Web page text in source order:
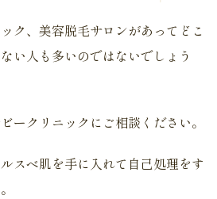
ク、美容脱毛サロンがあってどこ
い人も多いのではないでしょう
ークリニックにご相談ください。
スベ肌を手に入れて自己処理をす